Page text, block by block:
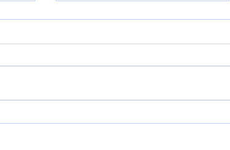
ン
PDICデジタル チェコ語俗語